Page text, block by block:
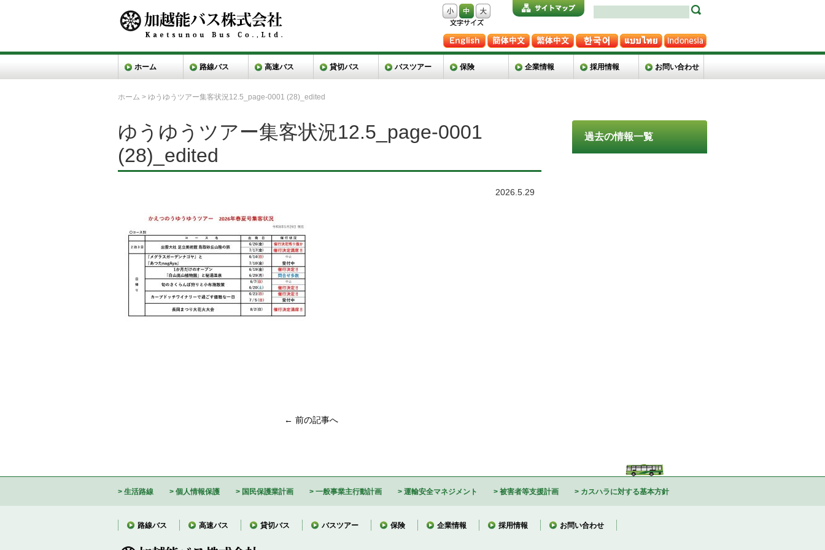
ホーム 路線バス 高速バス 貸切バス バスツアー 保険 企業情報 採用情報 お問い合わせ
ホーム > ゆうゆうツアー集客状況12.5_page-0001 (28)_edited
過去の情報一覧
ゆうゆうツアー集客状況12.5_page-0001
(28)_edited
2026.5.29
← 前の記事へ
生活路線 個人情報保護 国民保護業計画 一般事業主行動計画 運輸安全マネジメント 被害者等支援計画 カスハラに対する基本方針
路線バス 高速バス 貸切バス バスツアー 保険 企業情報 採用情報 お問い合わせ